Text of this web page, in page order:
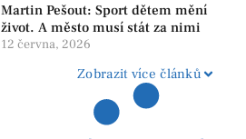
Martin Pešout: Sport dětem mění
život. A město musí stát za nimi
12 června, 2026
Zobrazit více článků